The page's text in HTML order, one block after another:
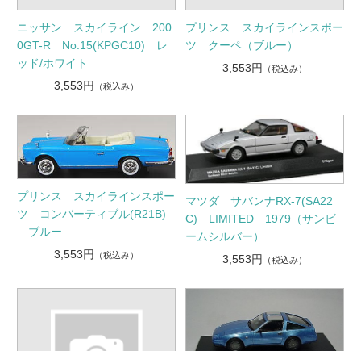
ニッサン スカイライン 200
0GT-R No.15(KPGC10) レ
ッド/ホワイト
3,553円 （税込み）
プリンス スカイラインスポー
ツ クーペ（ブルー）
3,553円
（税込み）
プリンス スカイラインスポー
ツ コンバーティブル(R21B)
ブルー
3,553円
（税込み）
マツダ サバンナRX-7(SA22
C) LIMITED 1979（サンビ
ームシルバー）
3,553円
（税込み）